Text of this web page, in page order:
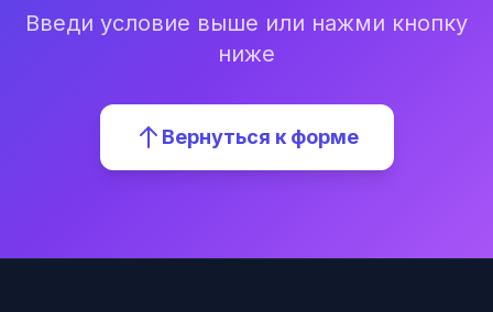
Введи условие выше или нажми кнопку
ниже
Вернуться к форме